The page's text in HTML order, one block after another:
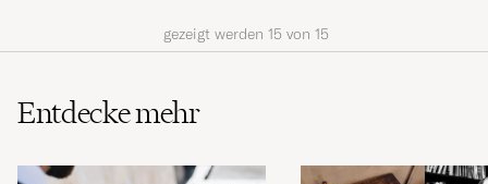
gezeigt werden 15 von 15
Entdecke mehr